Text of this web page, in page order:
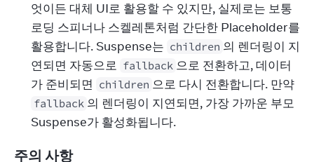
엇이든 대체 UI로 활용할 수 있지만, 실제로는 보통
로딩 스피너나 스켈레톤처럼 간단한 Placeholder를
활용합니다. Suspense는 children 의 렌더링이 지
연되면 자동으로 fallback 으로 전환하고, 데이터
가 준비되면 children 으로 다시 전환합니다. 만약
fallback 의 렌더링이 지연되면, 가장 가까운 부모
Suspense가 활성화됩니다.
주의 사항